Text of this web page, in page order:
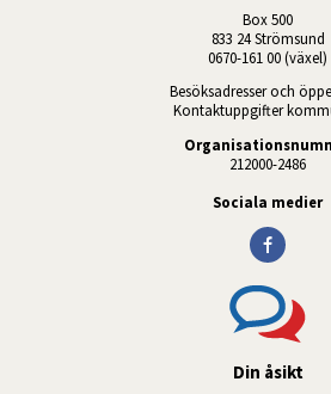
Box 500
833 24 Strömsund
0670-161 00 (växel)
Besöksadresser och
Kontaktuppgifter
212000-2486
Sociala medier
Din åsikt